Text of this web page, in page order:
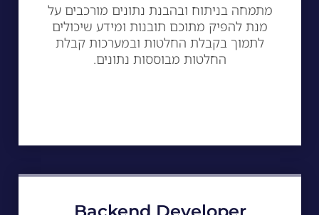
מתמחה בניתוח ובהבנת נתונים מורכבים על
מנת להפיק מתוכם תובנות ומידע שיכולים
לתמוך בקבלת החלטות ובמערכות קבלת
החלטות מבוססות נתונים.